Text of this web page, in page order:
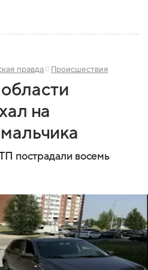
правда Происшествия
на
пострадали восемь